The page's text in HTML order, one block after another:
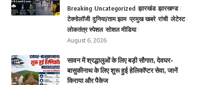
Breaking Uncategorized झारखंड झारखण्ड
टेक्नोलॉजी दुनिया/ताम झाम प्रमुख खबरे रांची लेटेस्ट
लोकतंत्र स्पेशल सोशल मीडिया
August 6, 2026
सावन में श्रद्धालुओं के लिए बड़ी सौगात, देवघर-
बासुकीनाथ के लिए शुरू हुई हेलिकॉप्टर सेवा, जानें
किराया और पैकेज